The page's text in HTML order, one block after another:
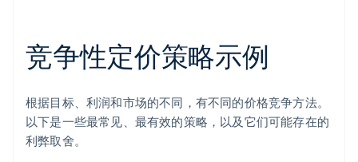
竞争性定价策略示例
根据目标、利润和市场的不同，有不同的价格竞争方法。
以下是一些最常见、最有效的策略，以及它们可能存在的
利弊取舍。